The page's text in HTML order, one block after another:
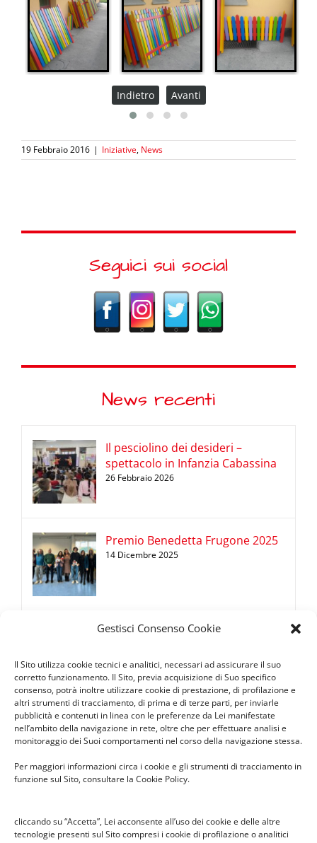
Gestisci Consenso Cookie
Il Sito utilizza cookie tecnici e analitici, necessari ad assicurare il suo
corretto funzionamento. Il Sito, previa acquisizione di Suo specifico
consenso, potrà inoltre utilizzare cookie di prestazione, di profilazione e
altri strumenti di tracciamento, di prima e di terze parti, per inviarle
pubblicità e contenuti in linea con le preferenze da Lei manifestate
nell’ambito della navigazione in rete, oltre che per effettuare analisi e
monitoraggio dei Suoi comportamenti nel corso della navigazione stessa.
Per maggiori informazioni circa i cookie e gli strumenti di tracciamento in
funzione sul Sito, consultare la Cookie Policy.
cliccando su “Accetta”, Lei acconsente all’uso dei cookie e delle altre
tecnologie presenti sul Sito compresi i cookie di profilazione o analitici
Indietro Avanti
19 Febbraio 2016 | Iniziative, News
Seguici sui social
News recenti
Il pesciolino dei desideri –
spettacolo in Infanzia Cabassina
26 Febbraio 2026
Premio Benedetta Frugone 2025
14 Dicembre 2025
Diario 2025/2026 ICS Copernico
Premio Benedetta Frugone 2024
10 Dicembre 2024
Mercatino di Natale Infanzia
Cabassina